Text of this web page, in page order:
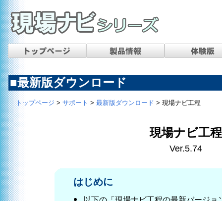
■最新版ダウンロード
トップページ > サポート > 最新版ダウンロード > 現場ナビ工程
現場ナビ工程
Ver.5.74
はじめに